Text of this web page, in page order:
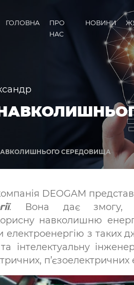
ГОЛОВНА
ПРО
НАС
НОВИНИ
СЕРЕДОВИЩА
DEOGAM
. Вона дає змогу,
навколишню
з таких
інтелектуальну
п’єзоелектричних